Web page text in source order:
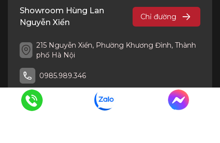
Showroom Hùng Lan
Nguyễn Xiển
Chỉ đường
215 Nguyễn Xiển, Phường Khương Đình, Thành
phố Hà Nội
0985.989.346